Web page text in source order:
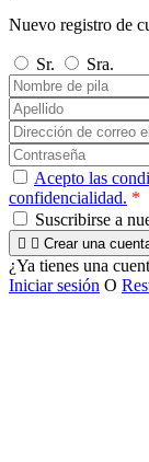
Nuevo registro de
Sr. Sra.
Acepto las
confidencialidad. *
Suscribirse a
  Crear una
¿Ya tienes una
Iniciar sesión O